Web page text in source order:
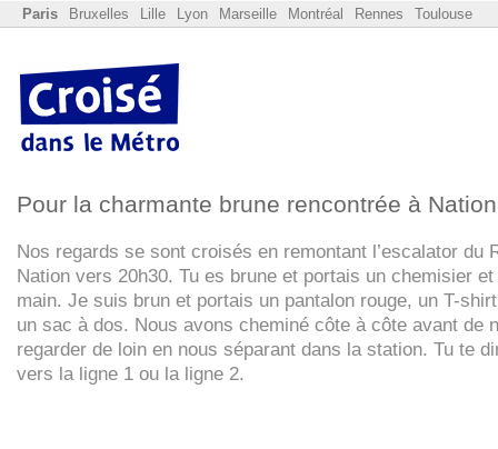
Paris Bruxelles Lille Lyon Marseille Montréal Rennes Toulouse
Pour la charmante brune rencontrée à Nation
Nos regards se sont croisés en remontant l’escalator du
Nation vers 20h30. Tu es brune et portais un chemisier
main. Je suis brun et portais un pantalon rouge, un T-
un sac à dos. Nous avons cheminé côte à côte avant de
regarder de loin en nous séparant dans la station. Tu te
vers la ligne 1 ou la ligne 2.